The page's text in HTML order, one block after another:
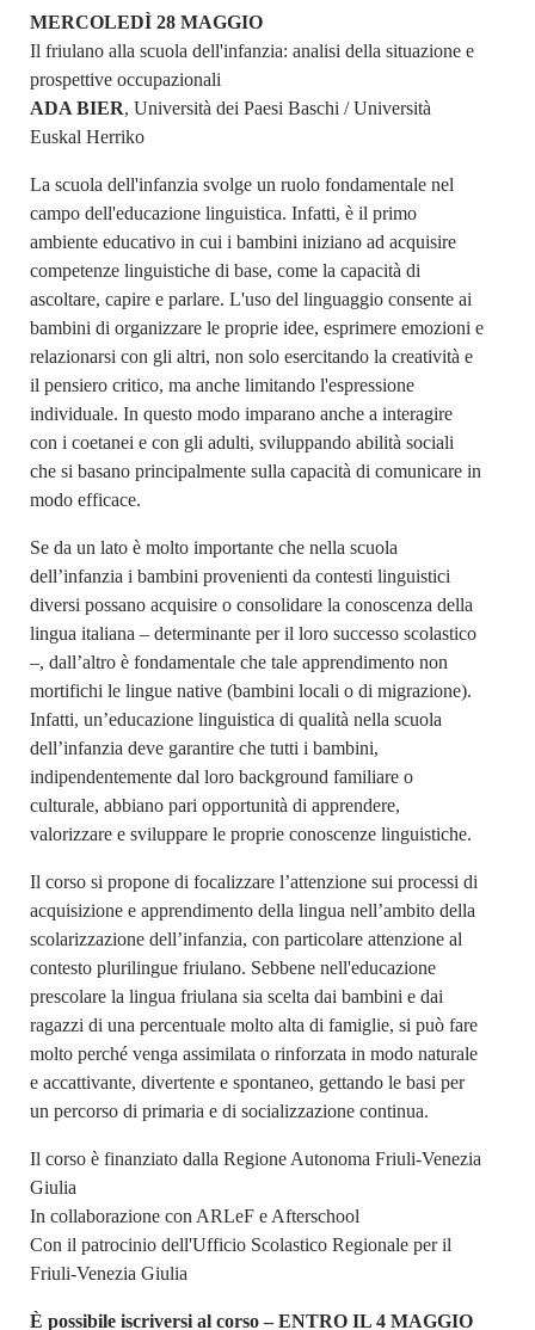
MERCOLEDÌ 28 MAGGIO
Il friulano alla scuola dell'infanzia: analisi della situazione e
prospettive occupazionali
ADA BIER, Università dei Paesi Baschi / Università
Euskal Herriko
La scuola dell'infanzia svolge un ruolo fondamentale nel
campo dell'educazione linguistica. Infatti, è il primo
ambiente educativo in cui i bambini iniziano ad acquisire
competenze linguistiche di base, come la capacità di
ascoltare, capire e parlare. L'uso del linguaggio consente ai
bambini di organizzare le proprie idee, esprimere emozioni e
relazionarsi con gli altri, non solo esercitando la creatività e
il pensiero critico, ma anche limitando l'espressione
individuale. In questo modo imparano anche a interagire
con i coetanei e con gli adulti, sviluppando abilità sociali
che si basano principalmente sulla capacità di comunicare in
modo efficace.
Se da un lato è molto importante che nella scuola
dell’infanzia i bambini provenienti da contesti linguistici
diversi possano acquisire o consolidare la conoscenza della
lingua italiana – determinante per il loro successo scolastico
–, dall’altro è fondamentale che tale apprendimento non
mortifichi le lingue native (bambini locali o di migrazione).
Infatti, un’educazione linguistica di qualità nella scuola
dell’infanzia deve garantire che tutti i bambini,
indipendentemente dal loro background familiare o
culturale, abbiano pari opportunità di apprendere,
valorizzare e sviluppare le proprie conoscenze linguistiche.
Il corso si propone di focalizzare l’attenzione sui processi di
acquisizione e apprendimento della lingua nell’ambito della
scolarizzazione dell’infanzia, con particolare attenzione al
contesto plurilingue friulano. Sebbene nell'educazione
prescolare la lingua friulana sia scelta dai bambini e dai
ragazzi di una percentuale molto alta di famiglie, si può fare
molto perché venga assimilata o rinforzata in modo naturale
e accattivante, divertente e spontaneo, gettando le basi per
un percorso di primaria e di socializzazione continua.
Il corso è finanziato dalla Regione Autonoma Friuli-Venezia
Giulia
In collaborazione con ARLeF e Afterschool
Con il patrocinio dell'Ufficio Scolastico Regionale per il
Friuli-Venezia Giulia
È possibile iscriversi al corso – ENTRO IL 4 MAGGIO